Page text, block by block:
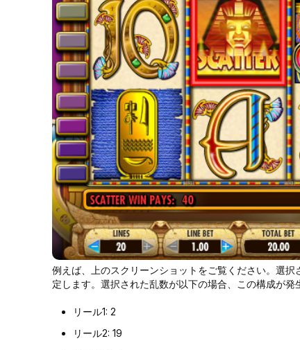
例えば、上のスクリーンショットをご覧ください。選
定します。選択された乱数が以下の場合、この構成が発
リール1: 2
リール2: 19